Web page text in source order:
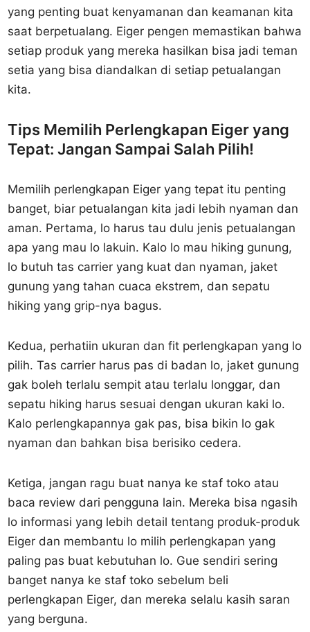
yang penting buat kenyamanan dan keamanan kita
saat berpetualang. Eiger pengen memastikan bahwa
setiap produk yang mereka hasilkan bisa jadi teman
setia yang bisa diandalkan di setiap petualangan
kita.
Tips Memilih Perlengkapan Eiger yang
Tepat: Jangan Sampai Salah Pilih!
Memilih perlengkapan Eiger yang tepat itu penting
banget, biar petualangan kita jadi lebih nyaman dan
aman. Pertama, lo harus tau dulu jenis petualangan
apa yang mau lo lakuin. Kalo lo mau hiking gunung,
lo butuh tas carrier yang kuat dan nyaman, jaket
gunung yang tahan cuaca ekstrem, dan sepatu
hiking yang grip-nya bagus.
Kedua, perhatiin ukuran dan fit perlengkapan yang lo
pilih. Tas carrier harus pas di badan lo, jaket gunung
gak boleh terlalu sempit atau terlalu longgar, dan
sepatu hiking harus sesuai dengan ukuran kaki lo.
Kalo perlengkapannya gak pas, bisa bikin lo gak
nyaman dan bahkan bisa berisiko cedera.
Ketiga, jangan ragu buat nanya ke staf toko atau
baca review dari pengguna lain. Mereka bisa ngasih
lo informasi yang lebih detail tentang produk-produk
Eiger dan membantu lo milih perlengkapan yang
paling pas buat kebutuhan lo. Gue sendiri sering
banget nanya ke staf toko sebelum beli
perlengkapan Eiger, dan mereka selalu kasih saran
yang berguna.